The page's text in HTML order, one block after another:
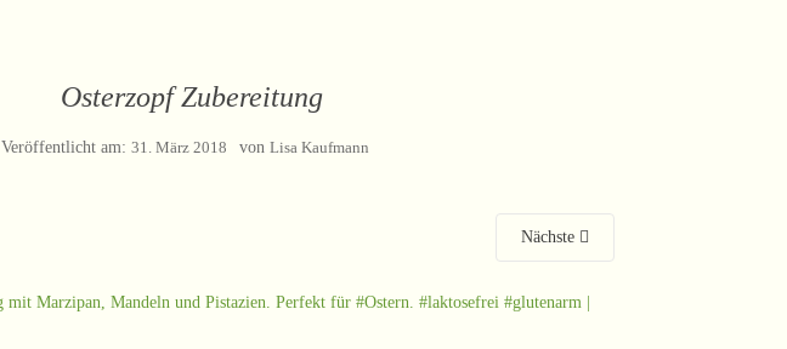
Osterzopf Zubereitung
Veröffentlicht am:31. März 2018 vonLisa Kaufmann
Nächste